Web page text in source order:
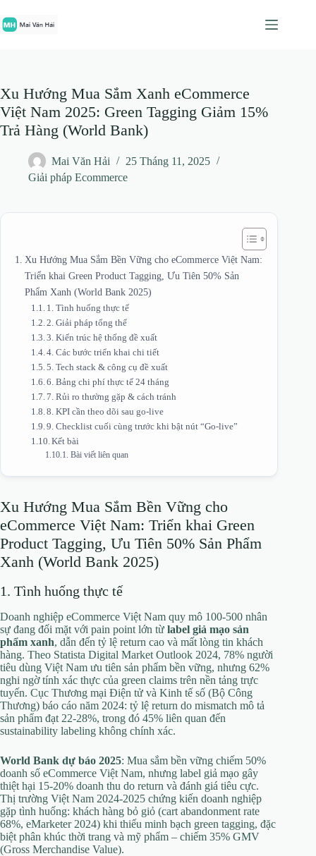
đến
phần
Xu Hướng Mua Sắm Xanh eCommerce
Việt Nam 2025: Green Tagging Giảm 15%
Trả Hàng (World Bank)
Mai Văn Hải
25 Tháng 11, 2025
Giải pháp Ecommerce
Xu Hướng Mua Sắm Bền Vững cho eCommerce Việt Nam:
Triển khai Green Product Tagging, Ưu Tiên 50% Sản
Phẩm Xanh (World Bank 2025)
1. Tình huống thực tế
2. Giải pháp tổng thể
3. Kiến trúc hệ thống đề xuất
4. Các bước triển khai chi tiết
5. Tech stack & công cụ đề xuất
6. Bảng chi phí thực tế 24 tháng
7. Rủi ro thường gặp & cách tránh
8. KPI cần theo dõi sau go-live
9. Checklist cuối cùng trước khi bật nút “Go-live”
Kết bài
Bài viết liên quan
Xu Hướng Mua Sắm Bền Vững cho
eCommerce Việt Nam: Triển khai Green
Product Tagging, Ưu Tiên 50% Sản Phẩm
Xanh (World Bank 2025)
1. Tình huống thực tế
Doanh nghiệp eCommerce Việt Nam quy mô 100-500 nhân
sự đang đối mặt với pain point lớn từ label giả mạo sản
phẩm xanh, dẫn đến tỷ lệ return cao và mất lòng tin khách
hàng. Theo Statista Digital Market Outlook 2024, 78% người
tiêu dùng Việt Nam ưu tiên sản phẩm bền vững, nhưng 62%
nghi ngờ tính xác thực của green claims trên nền tảng trực
tuyến. Cục Thương mại Điện tử và Kinh tế số (Bộ Công
Thương) báo cáo năm 2024: tỷ lệ return do mismatch mô tả
sản phẩm đạt 22-28%, trong đó 45% liên quan đến
sustainability labeling không chính xác.
World Bank dự báo 2025: Mua sắm bền vững chiếm 50%
doanh số eCommerce Việt Nam, nhưng label giả mạo gây
thiệt hại 15-20% doanh thu do return và đánh giá tiêu cực.
Thị trường Việt Nam 2024-2025 chứng kiến doanh nghiệp
gặp tình huống: khách hàng bỏ giỏ (cart abandonment rate
68%, eMarketer 2024) khi thiếu minh bạch green tagging, đặc
biệt phân khúc thời trang và mỹ phẩm – chiếm 35% GMV
(Gross Merchandise Value).